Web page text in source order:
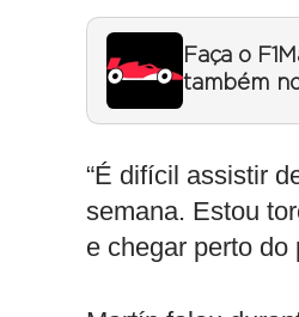
Faça o
também
“É difícil assistir
semana. Estou
e chegar perto do